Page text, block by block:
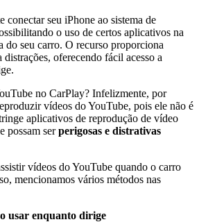
seu iPhone ao sistema de
o uso de certos aplicativos na
do seu carro. O recurso proporciona
oferecendo fácil acesso a
no CarPlay? Infelizmente, por
vídeos do YouTube, pois ele não é
aplicativos de reprodução de vídeo
possam serperigosas e distrativas
vídeos do YouTube quando o carro
mencionamos vários métodos nas
usar enquanto dirige